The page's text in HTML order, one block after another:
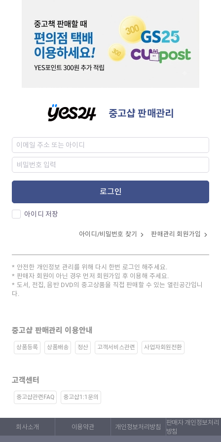
중고샵 판매관리
로그인
아이디 저장
아이디/비밀번호 찾기 판매관리 회원가입
안전한 개인정보 관리를 위해 다시 한번 로그인 해주세요.
판매자 회원이 아닌 경우 먼저 회원가입 후 이용해 주세요.
도서, 전집, 음반 DVD의 중고상품을 직접 판매할 수 있는 열린공간입니
다.
중고샵 판매관리 이용안내
상품등록 상품배송 정산 고객서비스관련 사업자회원전환
고객센터
중고샵관련FAQ 중고샵1:1문의
회사소개 이용약관 개인정보처리방침
판매자 개인정보처리
방침